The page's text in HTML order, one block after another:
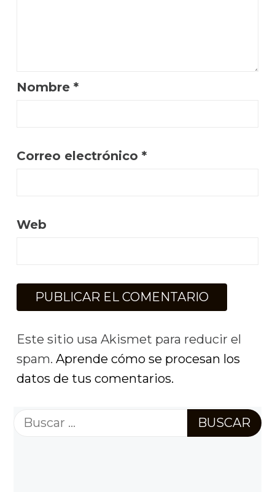
Nombre *
Correo electrónico *
Web
Este sitio usa Akismet para reducir el
spam. Aprende cómo se procesan los
datos de tus comentarios.
Buscar: